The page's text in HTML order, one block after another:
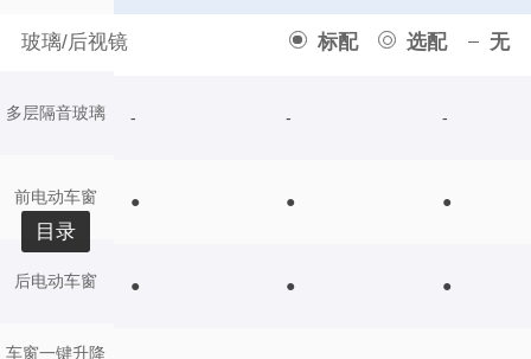
玻璃/后视镜 标配 选配 无
多层隔音玻璃
前电动车窗
后电动车窗
车窗一键升降
- - -
● ● ●
● ● ●
目录